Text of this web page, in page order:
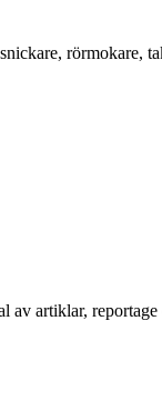
rörmokare,
artiklar, reportage